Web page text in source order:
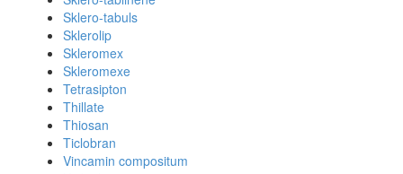
Sklero-tabuls
Sklerolip
Skleromex
Skleromexe
Tetrasipton
Thillate
Thiosan
Ticlobran
Vincamin compositum